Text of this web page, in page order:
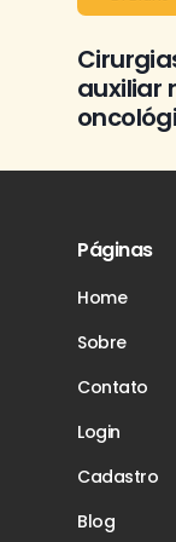
auxiliar
Páginas
Home
Sobre
Contato
Login
Cadastro
Blog